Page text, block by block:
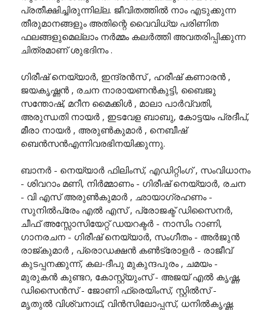
പ്രതീക്ഷിച്ചിരുന്നില്ല. ജീവിതത്തിൽ നാം എടുക്കുന്ന
തീരുമാനങ്ങളും അതിന്റെ വൈവിധ്യ പരിണിത
ഫലങ്ങളുമെല്ലാം നർമ്മം കലർത്തി അവതരിപ്പിക്കുന്ന
ചിത്രമാണ് ശുഭദിനം .
ഗിരീഷ് നെയ്യാർ, ഇന്ദ്രൻസ് , ഹരീഷ് കണാരൻ ,
ജയകൃഷ്ണൻ , രചന നാരായണൻകുട്ടി, ബൈജു
സന്തോഷ്, മറീന മൈക്കിൾ , മാലാ പാർവ്വതി,
അരുന്ധതി നായർ , ഇടവേള ബാബു, കോട്ടയം പ്രദീപ്,
മീരാ നായർ , അരുൺകുമാർ , നെബീഷ്
ബെൻസൻഎന്നിവരഭിനയിക്കുന്നു.
ബാനർ - നെയ്യാർ ഫിലിംസ്, എഡിറ്റിംഗ് , സംവിധാനം
- ശിവറാം മണി, നിർമ്മാണം - ഗിരീഷ് നെയ്യാർ, രചന
- വി എസ് അരുൺകുമാർ , ഛായാഗ്രഹണം -
സുനിൽപ്രേം എൽ എസ് , പ്രോജക്ട് ഡിസൈനർ,
ചീഫ് അസ്സോസിയേറ്റ് ഡയറക്ടർ - നാസിം റാണി,
ഗാനരചന - ഗിരീഷ് നെയ്യാർ, സംഗീതം - അർജുൻ
രാജ്കുമാർ , പ്രൊഡക്ഷൻ കൺട്രോളർ - രാജീവ്
കുടപ്പനക്കുന്ന്, കല-ദീപു മുകുന്ദപുരം , ചമയം -
മുരുകൻ കുണ്ടറ, കോസ്റ്റ്യുംസ് - അജയ് എൽ കൃഷ്ണ,
ഡിസൈൻസ് - ജോണി ഫ്രെയിംസ്, സ്റ്റിൽസ് -
മൃതുൽ വിശ്വനാഥ്, വിൻസിലോപ്പസ്, ധനിൽകൃഷ്ണ.